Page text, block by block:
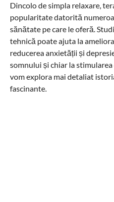
Dincolo de simpla relaxare,
popularitate datorită
sănătate pe care le oferă.
tehnică poate ajuta la
reducerea anxietății și
somnului și chiar la
vom explora mai detaliat
fascinante.